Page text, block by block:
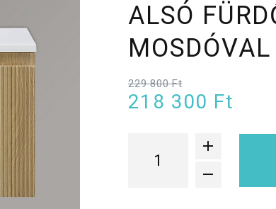
ALSÓ
MOSDÓVAL
229 800 Ft
218 300 Ft